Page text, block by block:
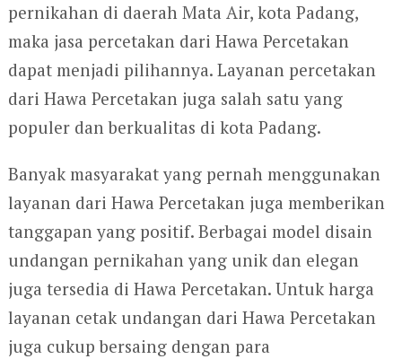
pernikahan di daerah Mata Air, kota Padang,
maka jasa percetakan dari Hawa Percetakan
dapat menjadi pilihannya. Layanan percetakan
dari Hawa Percetakan juga salah satu yang
populer dan berkualitas di kota Padang.
Banyak masyarakat yang pernah menggunakan
layanan dari Hawa Percetakan juga memberikan
tanggapan yang positif. Berbagai model disain
undangan pernikahan yang unik dan elegan
juga tersedia di Hawa Percetakan. Untuk harga
layanan cetak undangan dari Hawa Percetakan
juga cukup bersaing dengan para